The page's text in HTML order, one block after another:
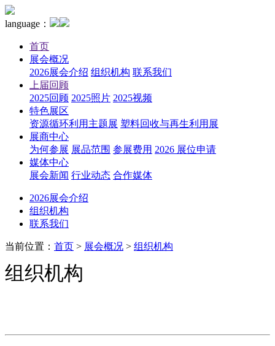
language：
首页
展会概况
2026展会介绍 组织机构 联系我们
上届回顾
2025回顾 2025照片 2025视频
特色展区
资源循环利用主题展 塑料回收与再生利用展
展商中心
为何参展 展品范围 参展费用 2026 展位申请
媒体中心
展会新闻 行业动态 合作媒体
2026展会介绍
组织机构
联系我们
当前位置： 首页 > 展会概况 > 组织机构
组织机构